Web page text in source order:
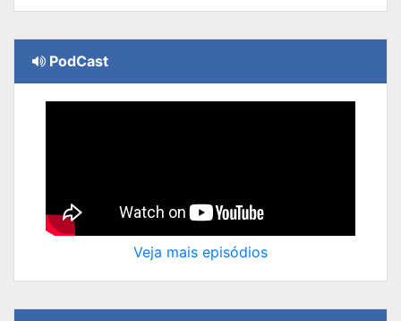
PodCast
Veja mais episódios